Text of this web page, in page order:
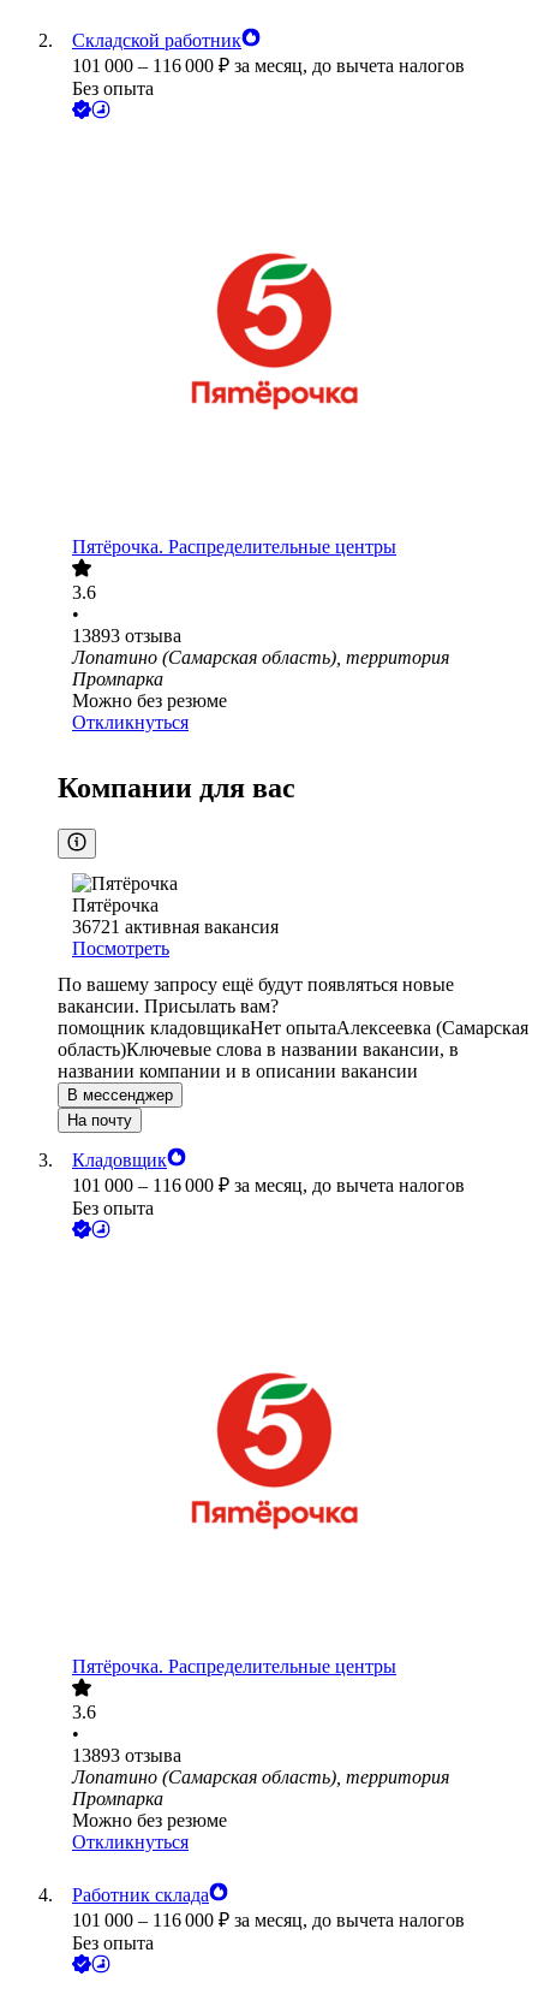
Складской работник
101 000 – 116 000 ₽ за месяц, до вычета налогов
Без опыта
Пятёрочка. Распределительные центры
3.6
•
13893 отзыва
Лопатино (Самарская область), территория
Промпарка
Можно без резюме
Откликнуться
Компании для вас
Пятёрочка
36721 активная вакансия
Посмотреть
По вашему запросу ещё будут появляться новые
вакансии. Присылать вам?
помощник кладовщикаНет опытаАлексеевка (Самарская
область)Ключевые слова в названии вакансии, в
названии компании и в описании вакансии
В мессенджер
На почту
Кладовщик
101 000 – 116 000 ₽ за месяц, до вычета налогов
Без опыта
Пятёрочка. Распределительные центры
3.6
•
13893 отзыва
Лопатино (Самарская область), территория
Промпарка
Можно без резюме
Откликнуться
Работник склада
101 000 – 116 000 ₽ за месяц, до вычета налогов
Без опыта